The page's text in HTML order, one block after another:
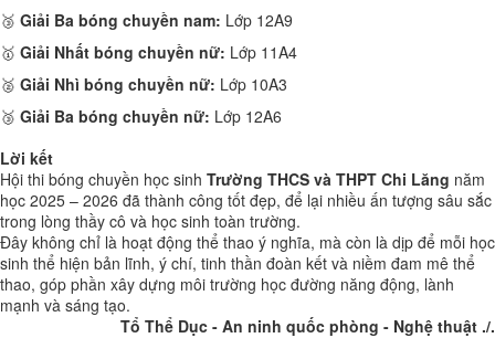
🥉 Giải Ba bóng chuyền nam: Lớp 12A9
🥇 Giải Nhất bóng chuyền nữ: Lớp 11A4
🥈 Giải Nhì bóng chuyền nữ: Lớp 10A3
🥉 Giải Ba bóng chuyền nữ: Lớp 12A6
Lời kết
Hội thi bóng chuyền học sinh Trường THCS và THPT Chi Lăng năm
học 2025 – 2026 đã thành công tốt đẹp, để lại nhiều ấn tượng sâu sắc
trong lòng thầy cô và học sinh toàn trường.
Đây không chỉ là hoạt động thể thao ý nghĩa, mà còn là dịp để mỗi học
sinh thể hiện bản lĩnh, ý chí, tinh thần đoàn kết và niềm đam mê thể
thao, góp phần xây dựng môi trường học đường năng động, lành
mạnh và sáng tạo.
Tổ Thể Dục - An ninh quốc phòng - Nghệ thuật ./.